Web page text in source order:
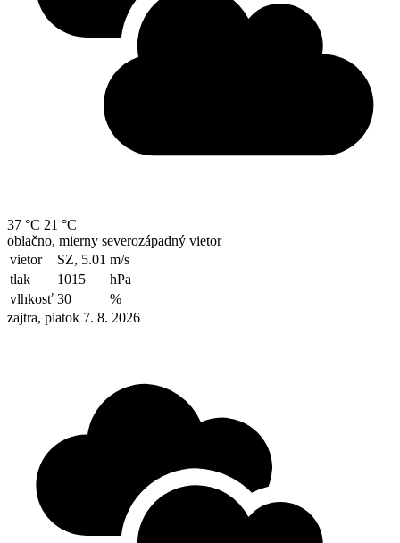
37 °C 21 °C
oblačno, mierny severozápadný vietor
vietor
SZ, 5.01 m/s
tlak
1015
hPa
vlhkosť 30
%
zajtra, piatok 7. 8. 2026